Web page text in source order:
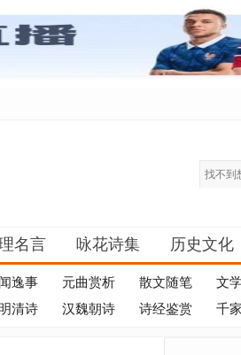
名言 咏花诗集 历史文化
逸事 元曲赏析 散文随笔 文
清诗 汉魏朝诗 诗经鉴赏 千